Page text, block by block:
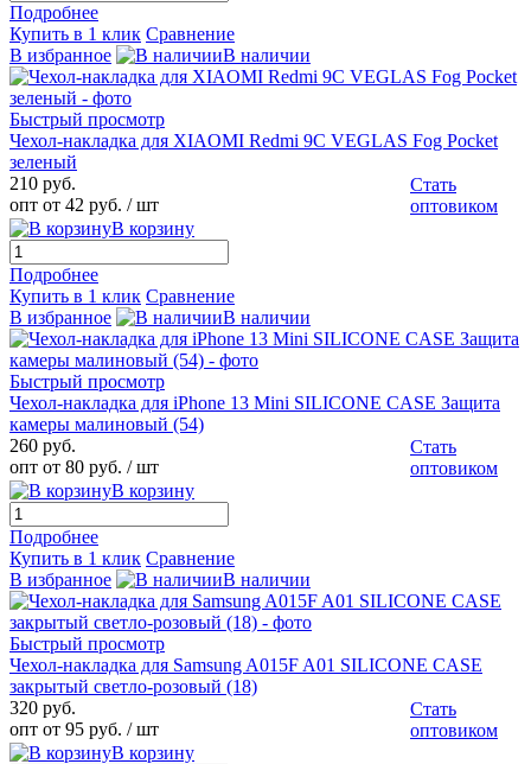
Подробнее
Купить в 1 клик Сравнение
В избранное
В наличии
Быстрый просмотр
Чехол-накладка для XIAOMI Redmi 9C VEGLAS Fog Pocket
зеленый
210 руб.
опт от 42 руб. / шт
Стать
оптовиком
В корзину
Подробнее
Купить в 1 клик Сравнение
В избранное
В наличии
Быстрый просмотр
Чехол-накладка для iPhone 13 Mini SILICONE CASE Защита
камеры малиновый (54)
260 руб.
опт от 80 руб. / шт
Стать
оптовиком
В корзину
Подробнее
Купить в 1 клик Сравнение
В избранное
В наличии
Быстрый просмотр
Чехол-накладка для Samsung A015F A01 SILICONE CASE
закрытый светло-розовый (18)
320 руб.
опт от 95 руб. / шт
Стать
оптовиком
В корзину